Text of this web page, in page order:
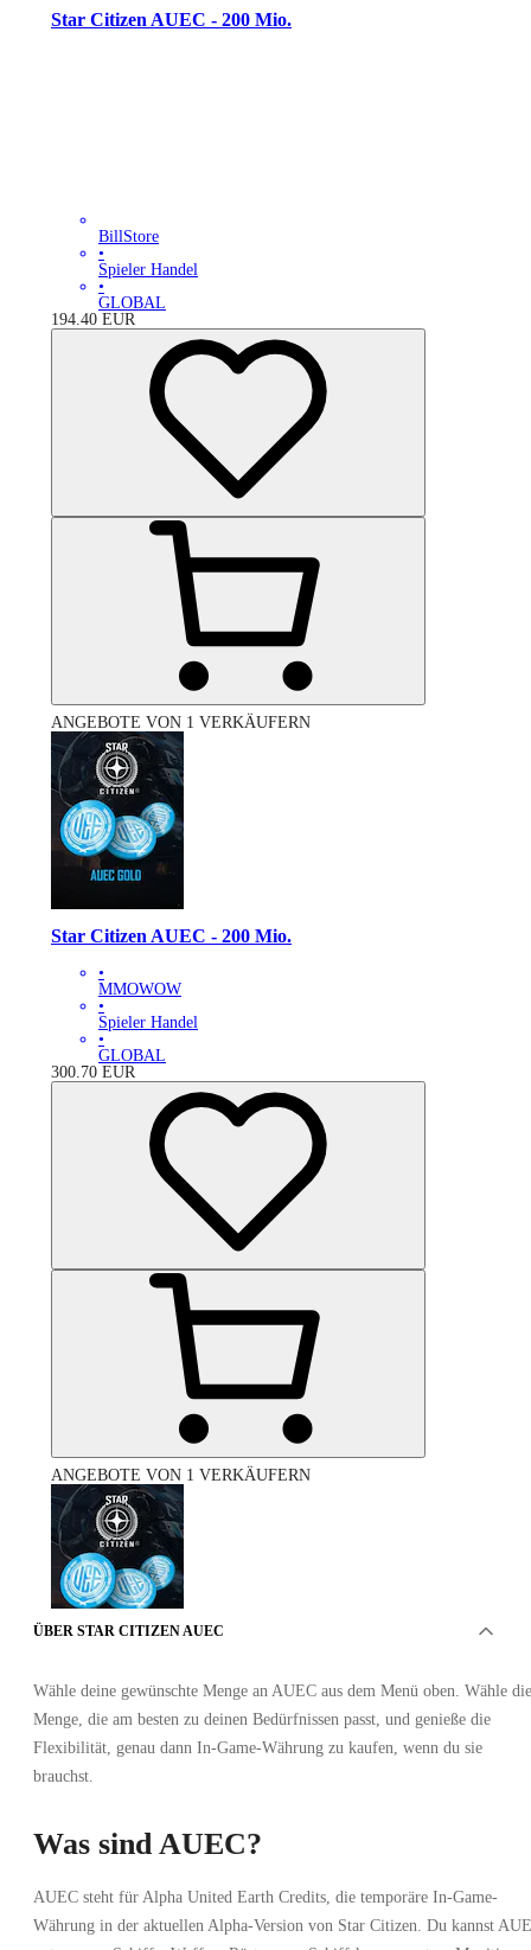
Star Citizen AUEC - 200 Mio.
BillStore
•
Spieler Handel
•
GLOBAL
194.40 EUR
ANGEBOTE VON 1 VERKÄUFERN
Star Citizen AUEC - 200 Mio.
•
MMOWOW
•
Spieler Handel
•
GLOBAL
300.70 EUR
ANGEBOTE VON 1 VERKÄUFERN
Star Citizen AUEC - 100M
•
MMOWOW
•
ÜBER STAR CITIZEN AUEC
Wähle deine gewünschte Menge an AUEC aus dem Menü oben. Wähle die
Menge, die am besten zu deinen Bedürfnissen passt, und genieße die
Flexibilität, genau dann In-Game-Währung zu kaufen, wenn du sie
brauchst.
Was sind AUEC?
AUEC steht für Alpha United Earth Credits, die temporäre In-Game-
Währung in der aktuellen Alpha-Version von Star Citizen. Du kannst